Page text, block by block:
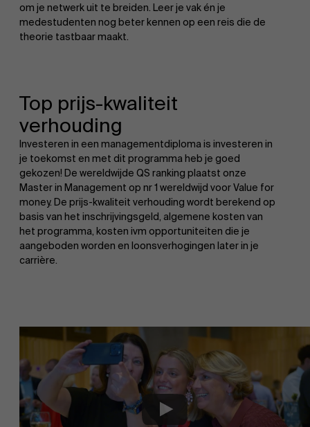
om je netwerk uit te breiden. Leer je vak én je
medestudenten nog beter kennen op een reis die de
theorie tastbaar maakt.
Top prijs-kwaliteit
verhouding
Investeren in een managementdiploma is investeren in
je toekomst en met dit programma heb je goed
gekozen! De wereldwijde QS ranking plaatst onze
Master in Management op nr 1 wereldwijd voor Value for
money. De prijs-kwaliteit verhouding wordt berekend op
basis van het inschrijvingsgeld, algemene kosten van
het programma, kosten ivm opportuniteiten die je
aangeboden worden en loonsverhogingen later in je
carrière.